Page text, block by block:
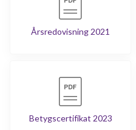
Årsredovisning 2021
Betygscertifikat 2023